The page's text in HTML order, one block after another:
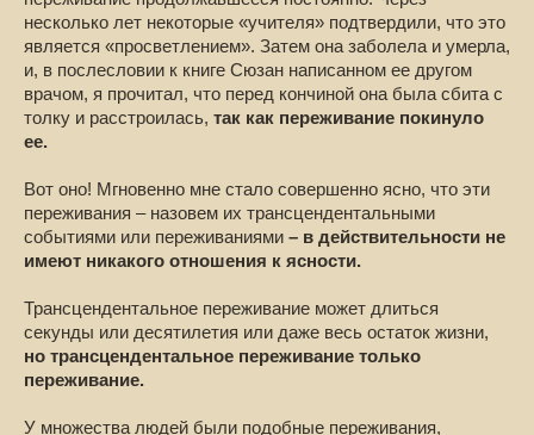
несколько лет некоторые «учителя» подтвердили, что это
является «просветлением». Затем она заболела и умерла,
и, в послесловии к книге Сюзан написанном ее другом
врачом, я прочитал, что перед кончиной она была сбита с
толку и расстроилась, так как переживание покинуло
ее.
Вот оно! Мгновенно мне стало совершенно ясно, что эти
переживания – назовем их трансцендентальными
событиями или переживаниями – в действительности не
имеют никакого отношения к ясности.
Трансцендентальное переживание может длиться
секунды или десятилетия или даже весь остаток жизни,
но трансцендентальное переживание только
переживание.
У множества людей были подобные переживания,